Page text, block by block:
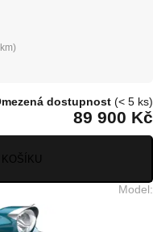
dostupnost (< 5 ks)
89 900 Kč
KOŠÍKU
Model: